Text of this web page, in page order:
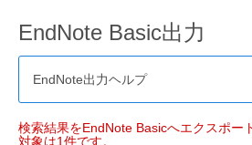
EndNote Basic出力
EndNote出力ヘルプ
検索結果をEndNote Basicへエクスポー
対象は1件です。